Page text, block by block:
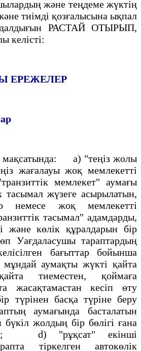
және теңдеме жүктің
тиiмдi қозғалысына ықпал
РАСТАЙ ОТЫРЫП,
келiстi:
ЕРЕЖЕЛЕР
а) "теңiз жолы
жағалауы жоқ мемлекеттi
мемлекет" аумағы
тасымал жүзеге асырылатын,
немесе жоқ мемлекеттi
тасымал" адамдарды,
және көлiк құралдарын бiр
Уағдаласушы тараптардың
бағыттар бойынша
аумақты жүктi қайта
тиеместен, қоймаға
жасақтамастан кесiп өту
түрiнен басқа түрiне беру
аумағында басталатын
бүкiл жолдың бiр бөлiгi ғана
d) "рұқсат" екiншi
тiркелген автокөлiк